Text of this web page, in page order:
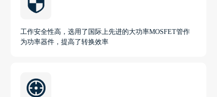
工作安全性高，选用了国际上先进的大功率MOSFET管作
为功率器件，提高了转换效率